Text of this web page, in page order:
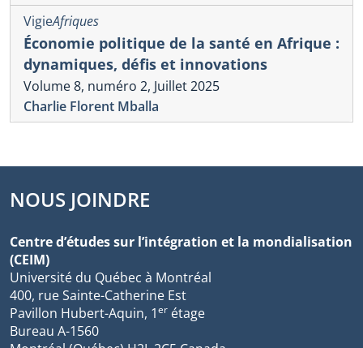
VigieAfriques
Économie politique de la santé en Afrique :
dynamiques, défis et innovations
Volume 8, numéro 2, Juillet 2025
Charlie Florent Mballa
NOUS JOINDRE
Centre d’études sur l’intégration et la mondialisation
(CEIM)
Université du Québec à Montréal
400, rue Sainte-Catherine Est
Pavillon Hubert-Aquin, 1er étage
Bureau A-1560